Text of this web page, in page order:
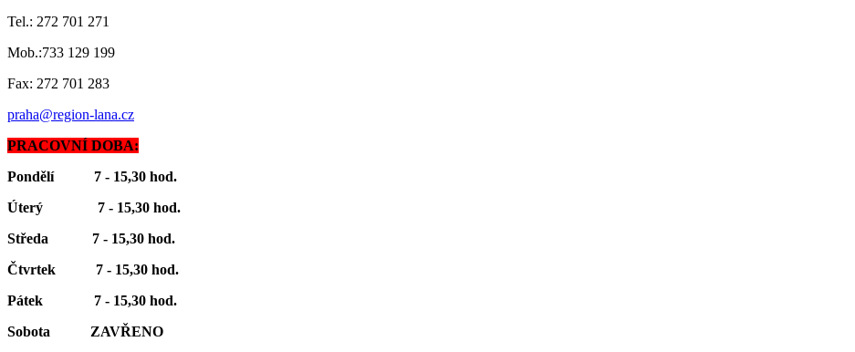
Tel.: 272 701 271
Mob.:733 129 199
Fax: 272 701 283
praha@region-lana.cz
PRACOVNÍ DOBA:
Pondělí 7 - 15,30 hod.
Úterý 7 - 15,30 hod.
Středa 7 - 15,30 hod.
Čtvrtek 7 - 15,30 hod.
Pátek 7 - 15,30 hod.
Sobota ZAVŘENO